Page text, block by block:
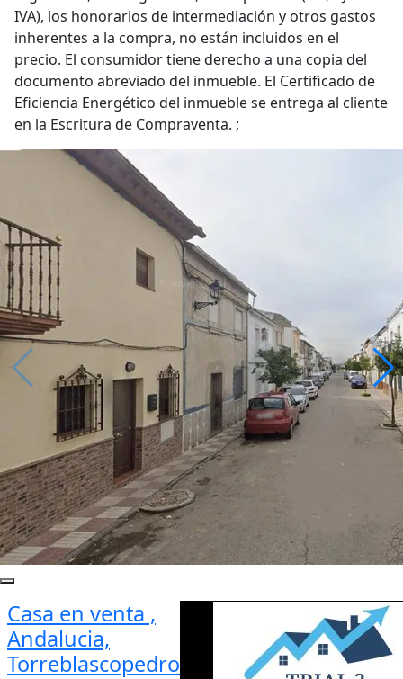
IVA), los honorarios de intermediación y otros gastos
inherentes a la compra, no están incluidos en el
precio. El consumidor tiene derecho a una copia del
documento abreviado del inmueble. El Certificado de
Eficiencia Energético del inmueble se entrega al cliente
en la Escritura de Compraventa. ;
Casa en venta ,
Andalucia,
Torreblascopedro